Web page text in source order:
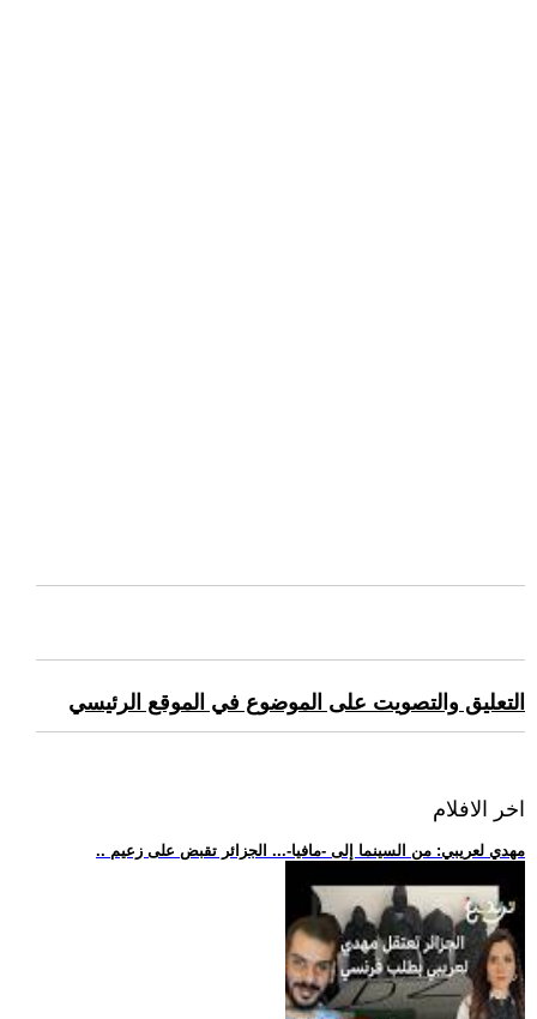
التعليق والتصويت على الموضوع في الموقع الرئيسي
اخر الافلام
.. مهدي لعريبي: من السينما إلى -مافيا-... الجزائر تقبض على زعيم